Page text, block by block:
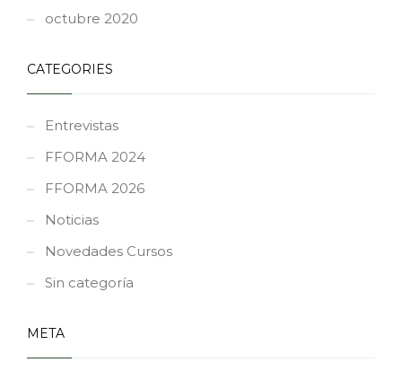
octubre 2020
CATEGORIES
Entrevistas
FFORMA 2024
FFORMA 2026
Noticias
Novedades Cursos
Sin categoría
META